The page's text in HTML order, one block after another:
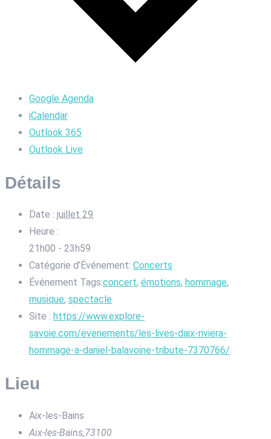
Google Agenda
iCalendar
Outlook 365
Outlook Live
Détails
Date : juillet 29
Heure :
21h00 - 23h59
Catégorie d’Événement: Concerts
Événement Tags:concert, émotions, hommage,
musique, spectacle
Site : https://www.explore-
savoie.com/evenements/les-lives-daix-riviera-
hommage-a-daniel-balavoine-tribute-7370766/
Lieu
Aix-les-Bains
Aix-les-Bains,73100